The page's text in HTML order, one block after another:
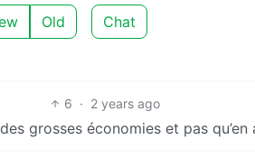
Old Chat
6 · 2 years ago
grosses économies et pas qu’en